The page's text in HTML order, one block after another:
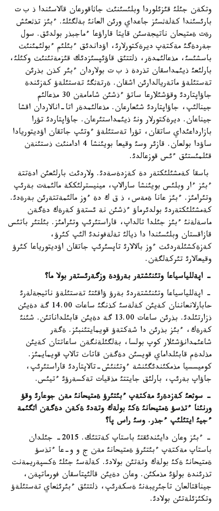
وتكةن جئلئ قئزئلوردا وبلئسئنئث جاثاقورعان قالاسئندا ذ ب ت
بارئسئندا كةلةثسئز جاعداي ورئن العانئ بةلگئلئ. ءبئز تذثعئش
رةت ةمتيحان ناتيجةسئن قايتا قاراؤعا ءماجبذر بولدئق. سول
جةردةگئ مةكتةپ ديرةكتورلارئ، اؤداندئق ءبئلئم ءبولئمئنئث
باسشئسئ، مذعالئمدةر، ذلتتئق قاؤئپسئزدئك قئزمةتئنئث وكئلئ،
بارلئعئ ذيئمداسقان تذردة ذ ب ت بولاردان ءبئر كذن بذرئن
تةستئلةؤ ماتةريالدارئن اشقان. ةرتةثگئ تةستئلةؤ كةزئندة
جاؤاپتاردئ وقؤشئلارعا ساتؤ ءذشئن شامامةن 30 مذعالئم
جينالئپ، جاؤاپتاردئ شئعارعان. مذعالئمدةر اتا-انالاردان اقشا
جيناعان. ديرةكتورلار ونئ ذيئمداستئرعان. جاؤاپتاردئ تؤرا
بازارداعئداي ساتقان، تؤرا تةستئلةؤ ءوتئپ جاتقان اؤديتوريادا
ساؤدا بولعان. قازئر وسئ وقيعا بويئنشا 4 ادامنئث ذستئنةن
قئلمئستئق ءئس قوزعالدئ.
باسقا كةمشئلئكتةر دة كةزدةسةدئ. ولاردئث بارلئعئن ادةتتة
ءبئز ءار وبلئس بويئنشا سارالاپ، مينيسترلئككة مالئمةت بةرئپ
وتئرامئز. ءبئز عانا ةمةس، ذ ق ك دة ءوز مالئمةتتةرئن بةرةدئ.
كةمشئلئكتةردئ بولدئرماؤ ءذشئن نة ئستةؤ كةرةك دةگةن
ماسةلةنئ ءبئز جئلدا تالداپ، قاراستئرئپ وتئرامئز. بئلتئر باتئس
قازاقستان وبلئسئندا دا ذيالئ تةلةفوندئ الئپ كئرؤ،
كةزةكشئلةردئث ءوز بالالارئ تاپسئرئپ جاتقان اؤديتورياعا كئرؤ
وقيعالارئ تئركةلگةن.
- اپةللياسياعا وتئنئشتةر بةرؤدة وزگةرئستةر بولا ما؟
- اپةللياسياعا وتئنئشتةردئ بةرؤ ؤاقئتئ تةستئلةؤ ناتيجةلةرئ
حابارلانعاننان كةيئن كةلةسئ كذنگئ ساعات 14.00 گة دةيئن
ذزارتئلدئ. بذرئن ساعات 13.00 گة دةيئن قابئلداناتئن. شئنئ
كةرةك، ءبئز بذرئن دا شةكتةؤ قويمايتئنبئز. ةگةر
شاعئمدانؤشئلار كوپ بولسا، بةلگئلةنگةن ساعاتتان كةيئن
مذلدةم قابئلداماي قويسئن دةگةن قاتاث تالاپ قويمايمئز.
كوميسسيا مذمكئندئگئنشة ءوتئنئش-تالاپتاردئ قاراستئرئپ،
جاؤاپ بةرئپ، بارلئق جايتتئ مذقيات تةكسةرؤئ ءتيئس.
- سوثعئ كةزدةرئ مةكتةپ ءبئتئرؤ ةمتيحانئ مةن جوعارئ وقؤ
ورنئنا ءتذسؤ ةمتيحانئ ةكئ بولةك وتةدئ ةكةن دةگةن اثگئمة
ءجيئ ايتئلئپ ءجذر. وسئ راس پا؟
- ءبئز وعان دايئندئقتئ باستاپ كةتتئك. 2015- جئلدان
باستاپ مةكتةپ ءبئتئرؤ ةمتيحانئ مةن ج و و-عا ءتذسؤ
ةمتيحانئ ةكئ بولةك وتةتئن بولادئ. كةلةسئ جئلئ ةكسپةريمةنت
تذرئندة بولؤئ مذمكئن. وعان دةيئن قالئپتاسقان فورماتپةن،
جيناقتالعان تاجئريبةنئ ةسكةرئپ، ذلتتئق ءبئرئثعاي تةستئلةؤ
وتكئزئلةتئن بولادئ.